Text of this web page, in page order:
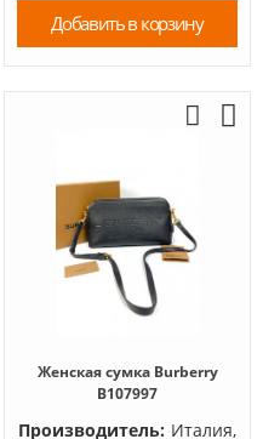
Добавить в корзину
Женская сумка Burberry
B107997
Производитель: Италия,